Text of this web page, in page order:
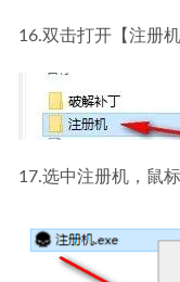
16.双击打开【注册
17.选中注册机，鼠